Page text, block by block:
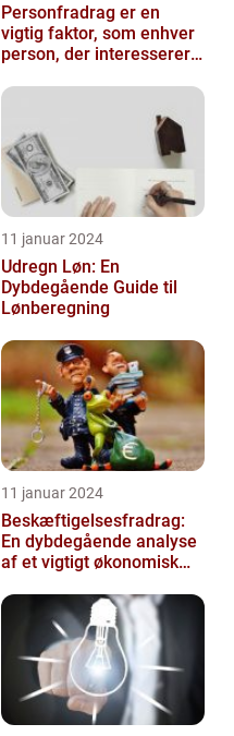
Personfradrag er en
vigtig faktor, som enhver
person, der interesserer
personlig ...
11 januar 2024
Udregn Løn: En
Dybdegående Guide til
Lønberegning
11 januar 2024
Beskæftigelsesfradrag:
En dybdegående analyse
af et vigtigt økonomisk
finansf...